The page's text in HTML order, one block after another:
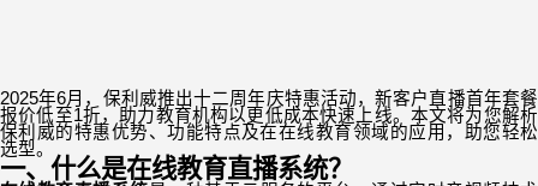
2025年6月，保利威推出十二周年庆特惠活动，新客户直播首年套餐
报价低至1折，助力教育机构以更低成本快速上线。本文将为您解析
保利威的特惠优势、功能特点及在在线教育领域的应用，助您轻松
选型。
一、什么是在线教育直播系统？